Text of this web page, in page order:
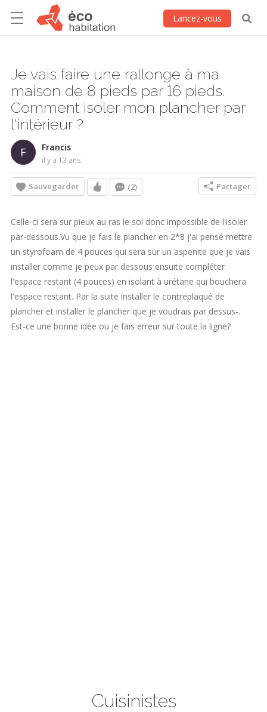
Lancez-vous
Je vais faire une rallonge à ma
maison de 8 pieds par 16 pieds.
Comment isoler mon plancher par
l'intérieur ?
F Francis
il y a 13 ans
Sauvegarder (2) Partager
Celle-ci sera sur pieux au ras le sol donc impossible de l'isoler
par-dessous.Vu que je fais le plancher en 2*8 j'ai pensé mettre
un styrofoam de 4 pouces qui sera sur un aspenite que je vais
installer comme je peux par dessous ensuite compléter
l'espace restant (4 pouces) en isolant à urétane qui bouchera
l'espace restant. Par la suite installer le contreplaqué de
plancher et installer le plancher que je voudrais par dessus-.
Est-ce une bonne idée ou je fais erreur sur toute la ligne?
Cuisinistes